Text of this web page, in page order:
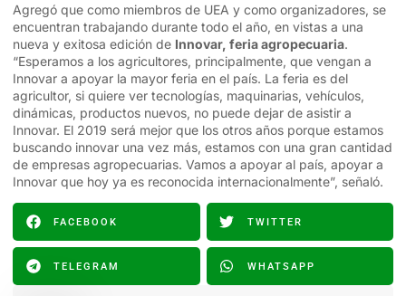
Agregó que como miembros de UEA y como organizadores, se
encuentran trabajando durante todo el año, en vistas a una
nueva y exitosa edición de Innovar, feria agropecuaria.
“Esperamos a los agricultores, principalmente, que vengan a
Innovar a apoyar la mayor feria en el país. La feria es del
agricultor, si quiere ver tecnologías, maquinarias, vehículos,
dinámicas, productos nuevos, no puede dejar de asistir a
Innovar. El 2019 será mejor que los otros años porque estamos
buscando innovar una vez más, estamos con una gran cantidad
de empresas agropecuarias. Vamos a apoyar al país, apoyar a
Innovar que hoy ya es reconocida internacionalmente”, señaló.
FACEBOOK TWITTER
TELEGRAM WHATSAPP